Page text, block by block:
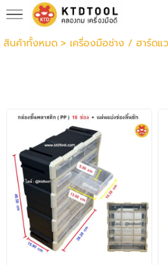
สินค้าทั้งหมด> เครื่องมือช่าง / ฮาร์ดแ